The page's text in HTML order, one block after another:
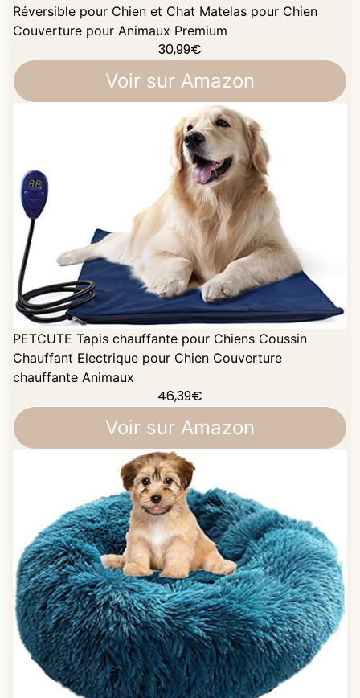
Réversible pour Chien et Chat Matelas pour Chien
Couverture pour Animaux Premium
30,99€
Voir sur Amazon
PETCUTE Tapis chauffante pour Chiens Coussin
Chauffant Electrique pour Chien Couverture
chauffante Animaux
46,39€
Voir sur Amazon